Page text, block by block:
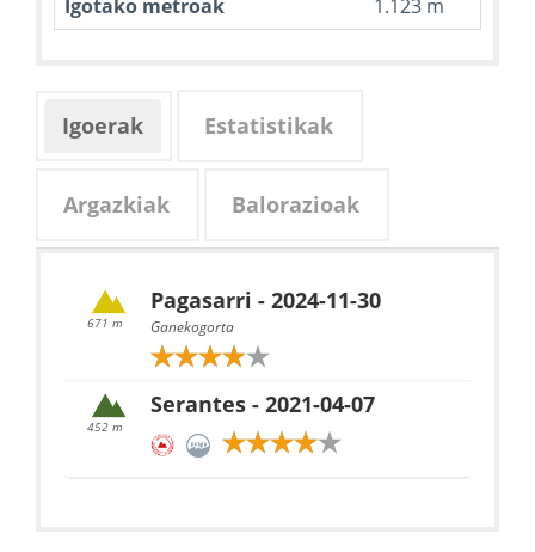
Igotako metroak
1.123 m
Igoerak Estatistikak
Argazkiak Balorazioak
671 m
Pagasarri - 2024-11-30
Ganekogorta
452 m
Serantes - 2021-04-07